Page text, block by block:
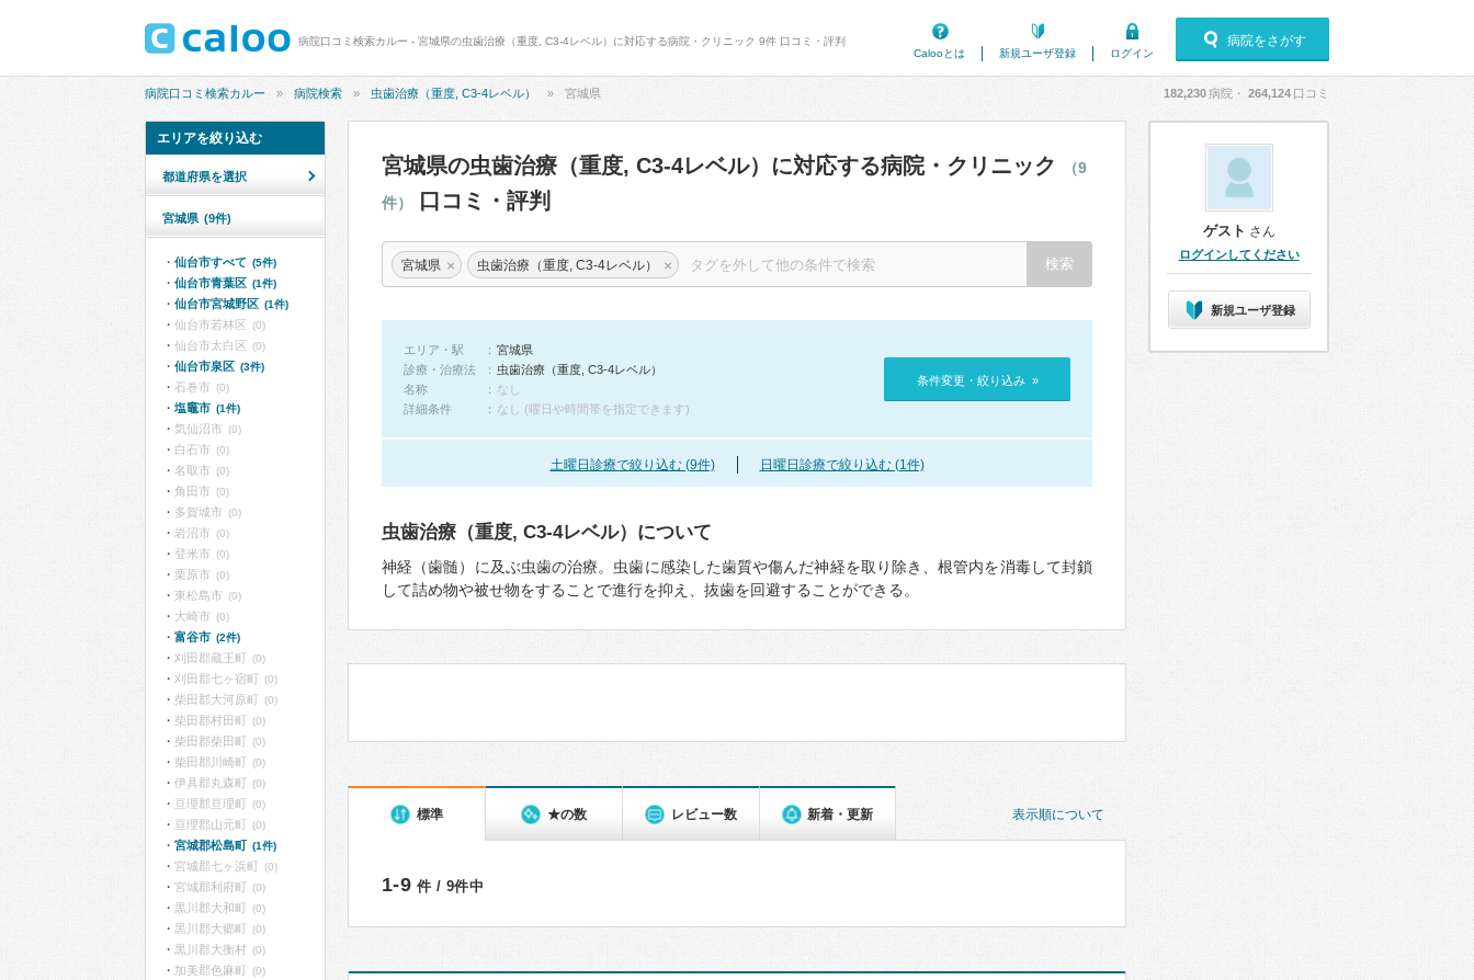
病院口コミ検索カルー - 宮城県の虫歯治療（重度, C3-4レベル）に対応する病院・クリニック 9件 口コミ・評判
Calooとは
新規ユーザ登録 ログイン
病院をさがす
病院口コミ検索カルー 病院検索 虫歯治療（重度, C3-4レベル） 宮城県 182,230病院・ 264,124 口コミ
宮城県の虫歯治療（重度, C3-4レベル）に対応する病院・クリニック
（9
件）
口コミ・評判
宮城県 × 虫歯治療（重度, C3-4レベル） ×
エリア・駅
宮城県
診療・治療法
虫歯治療（重度, C3-4レベル）
名称
なし
詳細条件
なし (曜日や時間帯を指定できます)
条件変更・絞り込み »
土曜日診療で絞り込む (9件) 日曜日診療で絞り込む (1件)
虫歯治療（重度, C3-4レベル）について
神経（歯髄）に及ぶ虫歯の治療。虫歯に感染した歯質や傷んだ神経を取り除き、根管内を消毒して封鎖
して詰め物や被せ物をすることで進行を抑え、抜歯を回避することができる。
表示順について
標準 ★の数 レビュー数 新着・更新
1-9 件 / 9件中
エリアを絞り込む
都道府県を選択
宮城県 (9件)
仙台市すべて (5件)
仙台市青葉区 (1件)
仙台市宮城野区 (1件)
仙台市若林区 (0)
仙台市太白区 (0)
仙台市泉区 (3件)
石巻市 (0)
塩竈市 (1件)
気仙沼市 (0)
白石市 (0)
名取市 (0)
角田市 (0)
多賀城市 (0)
岩沼市 (0)
登米市 (0)
栗原市 (0)
東松島市 (0)
大崎市 (0)
富谷市 (2件)
刈田郡蔵王町 (0)
刈田郡七ヶ宿町 (0)
柴田郡大河原町 (0)
柴田郡村田町 (0)
柴田郡柴田町 (0)
柴田郡川崎町 (0)
伊具郡丸森町 (0)
亘理郡亘理町 (0)
亘理郡山元町 (0)
宮城郡松島町 (1件)
宮城郡七ヶ浜町 (0)
宮城郡利府町 (0)
黒川郡大和町 (0)
黒川郡大郷町 (0)
黒川郡大衡村 (0)
加美郡色麻町 (0)
ゲスト さん
ログインしてください
新規ユーザ登録